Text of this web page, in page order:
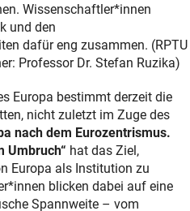
Wissenschaftler*innen
und den
dafür eng zusammen. (RPTU
Professor Dr. Stefan Ruzika)
Europa bestimmt derzeit die
nicht zuletzt im Zuge des
nach dem Eurozentrismus.
Umbruch“ hat das Ziel,
Europa als Institution zu
blicken dabei auf eine
Spannweite – vom